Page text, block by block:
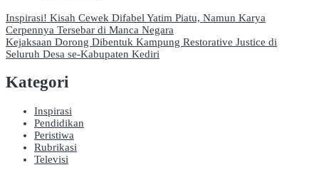
Navigasi
pos
Inspirasi! Kisah Cewek Difabel Yatim Piatu, Namun Karya
Cerpennya Tersebar di Manca Negara
Kejaksaan Dorong Dibentuk Kampung Restorative Justice di
Seluruh Desa se-Kabupaten Kediri
Kategori
Inspirasi
Pendidikan
Peristiwa
Rubrikasi
Televisi